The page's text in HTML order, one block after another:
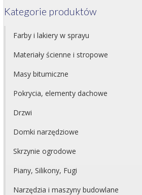
Kategorie produktów
Farby i lakiery w sprayu
Materiały ścienne i stropowe
Masy bitumiczne
Pokrycia, elementy dachowe
Drzwi
Domki narzędziowe
Skrzynie ogrodowe
Piany, Silikony, Fugi
Narzędzia i maszyny budowlane